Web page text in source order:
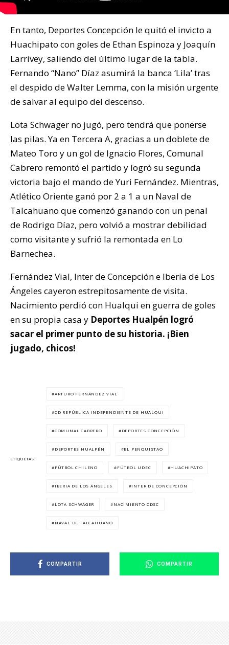
En tanto, Deportes Concepción le quitó el invicto a
Huachipato con goles de Ethan Espinoza y Joaquín
Larrivey, saliendo del último lugar de la tabla.
Fernando “Nano” Díaz asumirá la banca ‘Lila’ tras
el despido de Walter Lemma, con la misión urgente
de salvar al equipo del descenso.
Lota Schwager no jugó, pero tendrá que ponerse
las pilas. Ya en Tercera A, gracias a un doblete de
Mateo Toro y un gol de Ignacio Flores, Comunal
Cabrero remontó el partido y logró su segunda
victoria bajo el mando de Yuri Fernández. Mientras,
Atlético Oriente ganó por 2 a 1 a un Naval de
Talcahuano que comenzó ganando con un penal
de Rodrigo Díaz, pero volvió a mostrar debilidad
como visitante y sufrió la remontada en Lo
Barnechea.
Fernández Vial, Inter de Concepción e Iberia de Los
Ángeles cayeron estrepitosamente de visita.
Nacimiento perdió con Hualqui en guerra de goles
en su propia casa y Deportes Hualpén logró
sacar el primer punto de su historia. ¡Bien
jugado, chicos!
ETIQUETAS
ARTURO FERNÁNDEZ VIAL
CD REPÚBLICA INDEPENDIENTE DE HUALQUI
COMUNAL CABRERO DEPORTES CONCEPCIÓN
DEPORTES HUALPÉN EL PENQUISTAO
FÚTBOL CHILENO FÚTBOL UDEC HUACHIPATO
IBERIA DE LOS ÁNGELES INTER DE CONCEPCIÓN
LOTA SCHWAGER NACIMIENTO CDSC
NAVAL DE TALCAHUANO
COMPARTIR COMPARTIR